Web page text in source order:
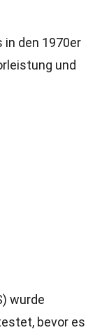
in den 1970er
und
wurde
bevor es